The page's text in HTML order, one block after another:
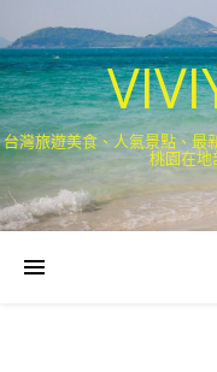
台灣旅遊美食、人氣景點、最
桃園在